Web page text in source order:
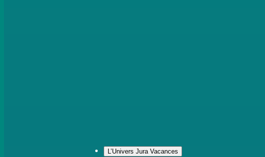
L’Univers Jura Vacances